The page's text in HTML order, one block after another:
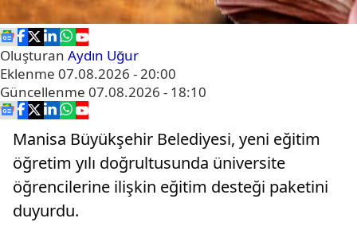
Oluşturan Aydın Uğur
Eklenme 07.08.2026 - 20:00
Güncellenme 07.08.2026 - 18:10
Manisa Büyükşehir Belediyesi, yeni eğitim
öğretim yılı doğrultusunda üniversite
öğrencilerine ilişkin eğitim desteği paketini
duyurdu.